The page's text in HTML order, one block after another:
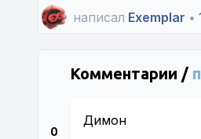
написал Exemplar •
Комментарии /
0
Димон